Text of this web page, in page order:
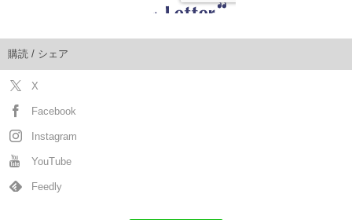
購読 / シェア
X
Facebook
Instagram
YouTube
Feedly